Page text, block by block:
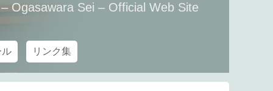
– Ogasawara Sei – Official Web Site
ル リンク集